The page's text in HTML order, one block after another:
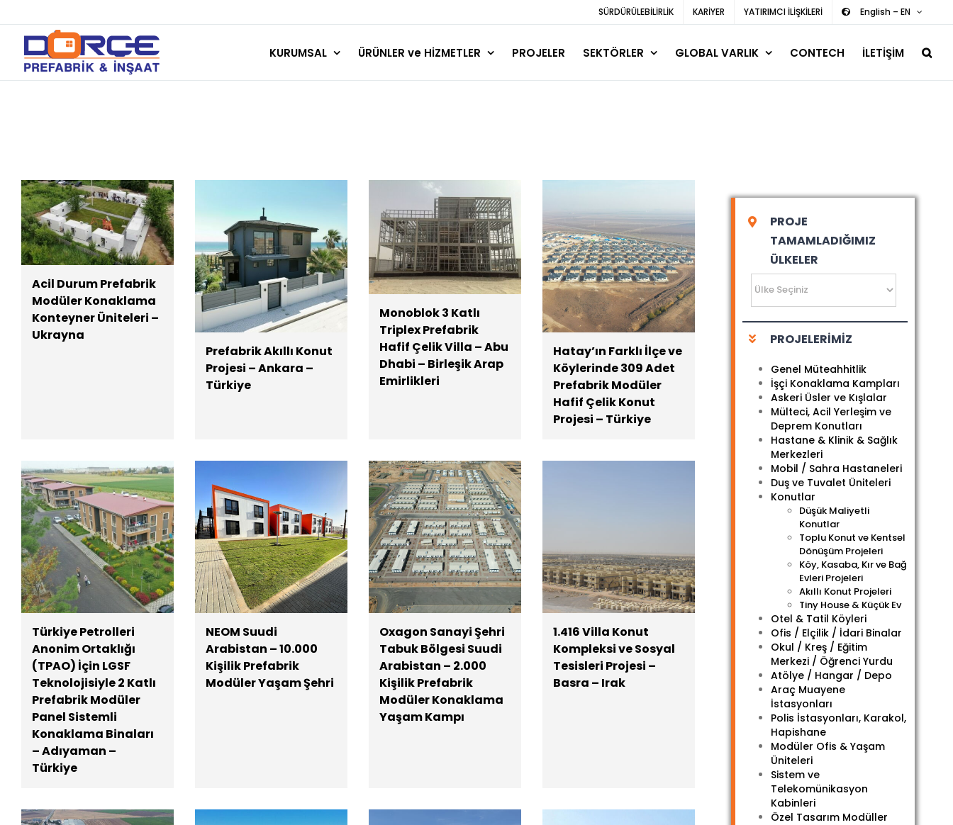
content
SÜRDÜRÜLEBİLİRLİK KARİYER YATIRIMCI İLİŞKİLERİ English – EN
KURUMSAL ÜRÜNLER ve HİZMETLER PROJELER SEKTÖRLER GLOBAL VARLIK CONTECH İLETİŞİM
Acil Durum Prefabrik
Modüler Konaklama
Konteyner Üniteleri –
Ukrayna
Prefabrik Akıllı Konut
Projesi – Ankara –
Türkiye
Monoblok 3 Katlı
Triplex Prefabrik
Hafif Çelik Villa – Abu
Dhabi – Birleşik Arap
Emirlikleri
Hatay’ın Farklı İlçe ve
Köylerinde 309 Adet
Prefabrik Modüler
Hafif Çelik Konut
Projesi – Türkiye
Türkiye Petrolleri
Anonim Ortaklığı
(TPAO) İçin LGSF
Teknolojisiyle 2 Katlı
Prefabrik Modüler
Panel Sistemli
Konaklama Binaları
– Adıyaman –
Türkiye
NEOM Suudi
Arabistan – 10.000
Kişilik Prefabrik
Modüler Yaşam Şehri
Oxagon Sanayi Şehri
Tabuk Bölgesi Suudi
Arabistan – 2.000
Kişilik Prefabrik
Modüler Konaklama
Yaşam Kampı
1.416 Villa Konut
Kompleksi ve Sosyal
Tesisleri Projesi –
Basra – Irak
PROJE
TAMAMLADIĞIMIZ
ÜLKELER
PROJELERİMİZ
Genel Müteahhitlik
İşçi Konaklama Kampları
Askeri Üsler ve Kışlalar
Mülteci, Acil Yerleşim ve
Deprem Konutları
Hastane & Klinik & Sağlık
Merkezleri
Mobil / Sahra Hastaneleri
Duş ve Tuvalet Üniteleri
Konutlar
Düşük Maliyetli
Konutlar
Toplu Konut ve Kentsel
Dönüşüm Projeleri
Köy, Kasaba, Kır ve Bağ
Evleri Projeleri
Akıllı Konut Projeleri
Tiny House & Küçük Ev
Otel & Tatil Köyleri
Ofis / Elçilik / İdari Binalar
Okul / Kreş / Eğitim
Merkezi / Öğrenci Yurdu
Atölye / Hangar / Depo
Araç Muayene
İstasyonları
Polis İstasyonları, Karakol,
Hapishane
Modüler Ofis & Yaşam
Üniteleri
Sistem ve
Telekomünikasyon
Kabinleri
Özel Tasarım Modüller